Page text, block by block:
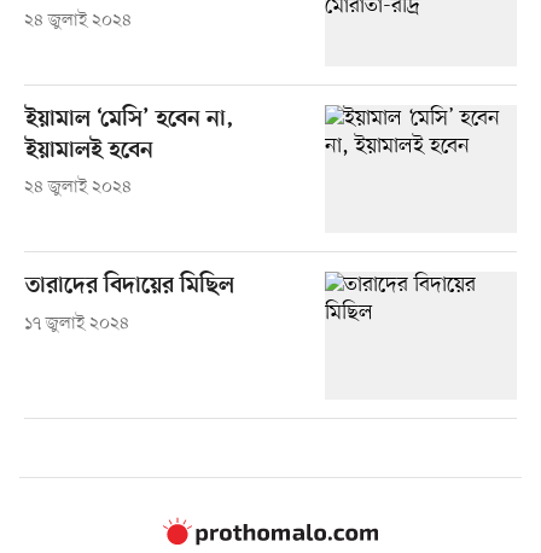
২৪ জুলাই ২০২৪
ইয়ামাল ‘মেসি’ হবেন না,
ইয়ামালই হবেন
২৪ জুলাই ২০২৪
তারাদের বিদায়ের মিছিল
১৭ জুলাই ২০২৪